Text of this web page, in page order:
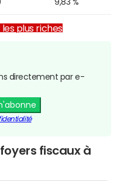
les plus riches
directement par e-
fiscaux à